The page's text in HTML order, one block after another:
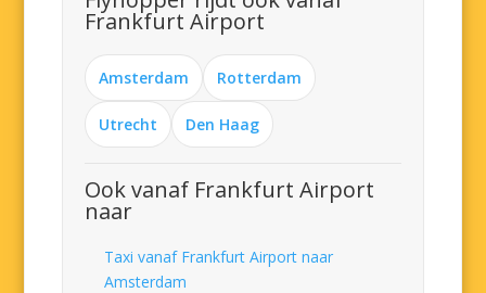
Frankfurt Airport
Amsterdam Rotterdam
Utrecht Den Haag
Ook vanaf Frankfurt Airport
naar
Taxi vanaf Frankfurt Airport naar
Amsterdam